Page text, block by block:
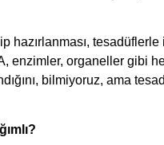
hazırlanması,
enzimler, organeller gibi
bilmiyoruz, ama